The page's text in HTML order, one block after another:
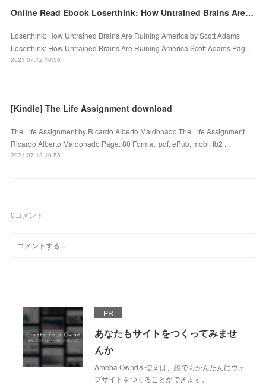
Online Read Ebook Loserthink: How Untrained Brains Are Ruining America
Loserthink: How Untrained Brains Are Ruining America by Scott Adams
Loserthink: How Untrained Brains Are Ruining America Scott Adams Pag…
2021.07.12 10:56
[Kindle] The Life Assignment download
The Life Assignment by Ricardo Alberto Maldonado The Life Assignment
Ricardo Alberto Maldonado Page: 80 Format: pdf, ePub, mobi, fb2 ...
2021.07.12 10:55
0コメント
PR
あなたもサイトをつくってみませ
んか
Ameba Owndを使えば、誰でもかんたんにウェ
ブサイトをつくることができます。